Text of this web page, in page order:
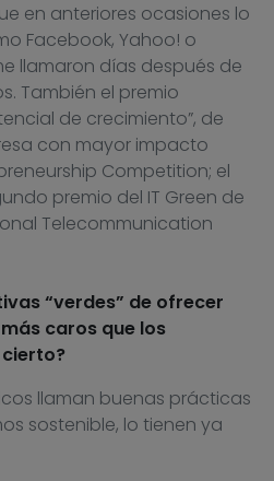
en anteriores ocasiones lo
Facebook, Yahoo! o
llamaron días después de
También el premio
de crecimiento”, de
con mayor impacto
Competition; el
premio del IT Green de
Telecommunication
“verdes” de ofrecer
caros que los
cierto?
llaman buenas prácticas
sostenible, lo tienen ya